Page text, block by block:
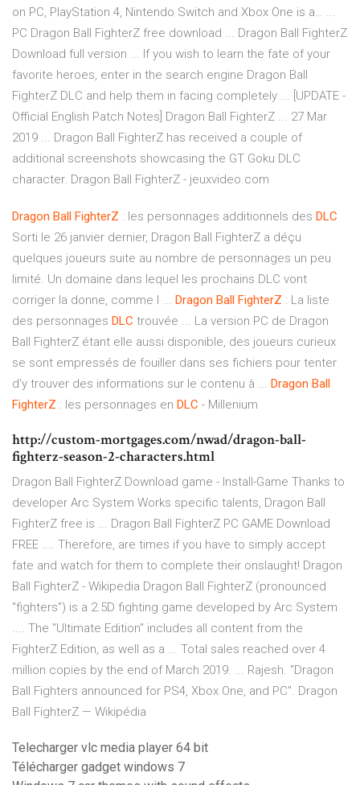
on PC, PlayStation 4, Nintendo Switch and Xbox One is a… ...
PC Dragon Ball FighterZ free download ... Dragon Ball FighterZ
Download full version ... If you wish to learn the fate of your
favorite heroes, enter in the search engine Dragon Ball
FighterZ DLC and help them in facing completely ... [UPDATE -
Official English Patch Notes] Dragon Ball FighterZ ... 27 Mar
2019 ... Dragon Ball FighterZ has received a couple of
additional screenshots showcasing the GT Goku DLC
character. Dragon Ball FighterZ - jeuxvideo.com
Dragon Ball FighterZ : les personnages additionnels des DLC
Sorti le 26 janvier dernier, Dragon Ball FighterZ a déçu
quelques joueurs suite au nombre de personnages un peu
limité. Un domaine dans lequel les prochains DLC vont
corriger la donne, comme l ... Dragon Ball FighterZ : La liste
des personnages DLC trouvée ... La version PC de Dragon
Ball FighterZ étant elle aussi disponible, des joueurs curieux
se sont empressés de fouiller dans ses fichiers pour tenter
d'y trouver des informations sur le contenu à ... Dragon Ball
FighterZ : les personnages en DLC - Millenium
http://custom-mortgages.com/nwad/dragon-ball-
fighterz-season-2-characters.html
Dragon Ball FighterZ Download game - Install-Game Thanks to
developer Arc System Works specific talents, Dragon Ball
FighterZ free is ... Dragon Ball FighterZ PC GAME Download
FREE .... Therefore, are times if you have to simply accept
fate and watch for them to complete their onslaught! Dragon
Ball FighterZ - Wikipedia Dragon Ball FighterZ (pronounced
"fighters") is a 2.5D fighting game developed by Arc System
.... The "Ultimate Edition" includes all content from the
FighterZ Edition, as well as a ... Total sales reached over 4
million copies by the end of March 2019. ... Rajesh. "Dragon
Ball Fighters announced for PS4, Xbox One, and PC". Dragon
Ball FighterZ — Wikipédia
Telecharger vlc media player 64 bit
Télécharger gadget windows 7